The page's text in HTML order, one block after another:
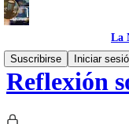
La
Suscribirse
Iniciar
Reflexión